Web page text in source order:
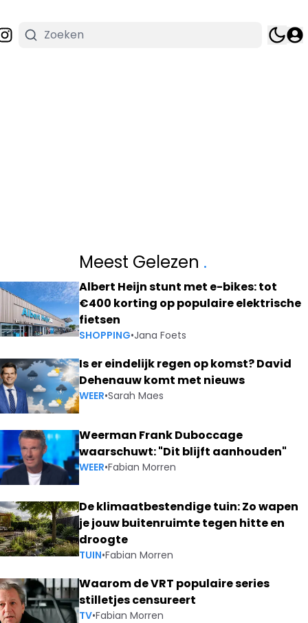
Meest Gelezen .
Albert Heijn stunt met e-bikes: tot
€400 korting op populaire elektrische
fietsen
SHOPPING•Jana Foets
Is er eindelijk regen op komst? David
Dehenauw komt met nieuws
WEER•Sarah Maes
Weerman Frank Duboccage
waarschuwt: "Dit blijft aanhouden"
WEER•Fabian Morren
De klimaatbestendige tuin: Zo wapen
je jouw buitenruimte tegen hitte en
droogte
TUIN•Fabian Morren
Waarom de VRT populaire series
stilletjes censureert
TV•Fabian Morren